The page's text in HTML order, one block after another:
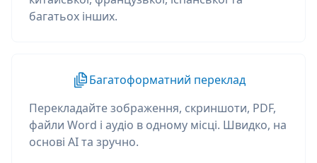
багатьох інших.
Багатоформатний переклад
Перекладайте зображення, скриншоти, PDF,
файли Word і аудіо в одному місці. Швидко, на
основі AI та зручно.